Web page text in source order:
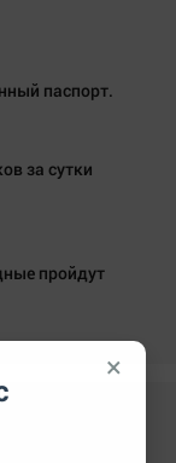
паспорт.
за сутки
пройдут
×